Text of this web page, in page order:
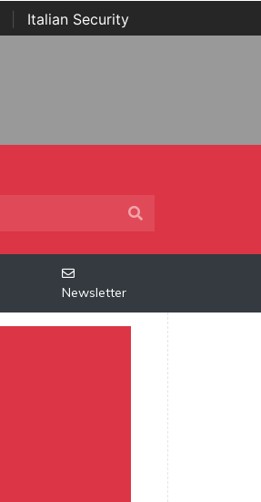
Italian Security
Newsletter